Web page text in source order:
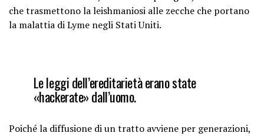
che trasmettono la leishmaniosi alle zecche che portano
la malattia di Lyme negli Stati Uniti.
Le leggi dell’ereditarietà erano state
«hackerate» dall’uomo.
Poiché la diffusione di un tratto avviene per generazioni,